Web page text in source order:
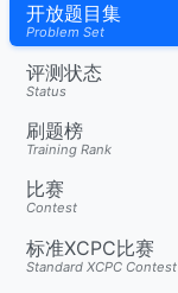
开放题目集
Problem Set
评测状态
Status
刷题榜
Training Rank
比赛
Contest
标准XCPC比赛
Standard XCPC Contest